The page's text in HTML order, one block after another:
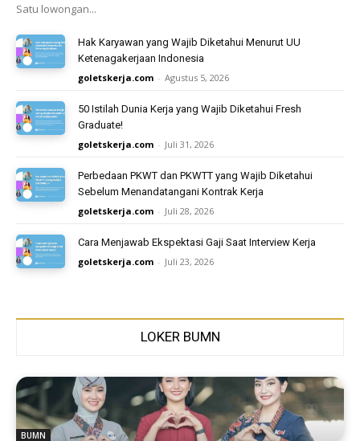
Satu lowongan...
Hak Karyawan yang Wajib Diketahui Menurut UU
Ketenagakerjaan Indonesia
goletskerja.com - Agustus 5, 2026
50 Istilah Dunia Kerja yang Wajib Diketahui Fresh
Graduate!
goletskerja.com - Juli 31, 2026
Perbedaan PKWT dan PKWTT yang Wajib Diketahui
Sebelum Menandatangani Kontrak Kerja
goletskerja.com - Juli 28, 2026
Cara Menjawab Ekspektasi Gaji Saat Interview Kerja
goletskerja.com - Juli 23, 2026
LOKER BUMN
BUMN